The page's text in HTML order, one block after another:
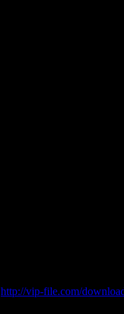
http://vip-file.com/